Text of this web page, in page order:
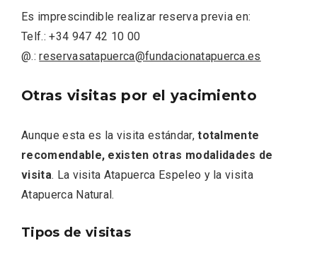
Es imprescindible realizar reserva previa en:
Telf.: +34 947 42 10 00
@.:reservasatapuerca@fundacionatapuerca.es
Otras visitas por el yacimiento
Aunque esta es la visita estándar,totalmente
recomendable, existen otras modalidades de
visita. La visita Atapuerca Espeleo y la visita
Atapuerca Natural.
Tipos de visitas
visitar Sepúlveda estas Navidades